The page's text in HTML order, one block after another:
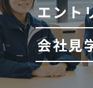
エント
会社見